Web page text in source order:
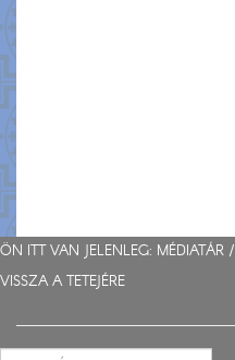
ÖN ITT VAN JELENLEG: MÉDIATÁR /
VISSZA A TETEJÉRE